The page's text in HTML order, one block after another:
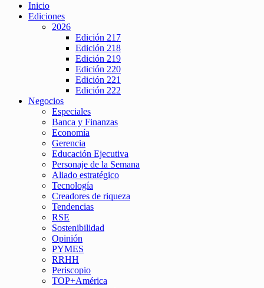
Inicio
Ediciones
2026
Edición 217
Edición 218
Edición 219
Edición 220
Edición 221
Edición 222
Negocios
Especiales
Banca y Finanzas
Economía
Gerencia
Educación Ejecutiva
Personaje de la Semana
Aliado estratégico
Tecnología
Creadores de riqueza
Tendencias
RSE
Sostenibilidad
Opinión
PYMES
RRHH
Periscopio
TOP+América